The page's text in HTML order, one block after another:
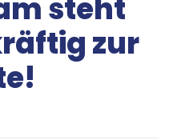
steht
zur